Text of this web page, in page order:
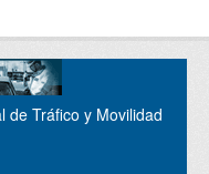
de Tráfico y Movilidad